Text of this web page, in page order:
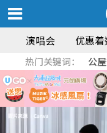
演唱会 优惠着
热门关键词： 公